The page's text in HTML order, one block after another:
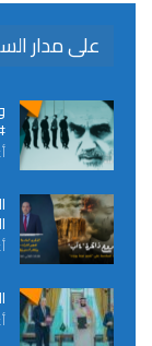
على مدار